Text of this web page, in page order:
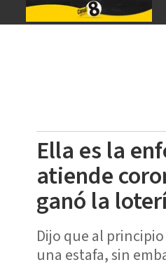
Ella es la
atiende
ganó la
Dijo que al
una estafa, sin